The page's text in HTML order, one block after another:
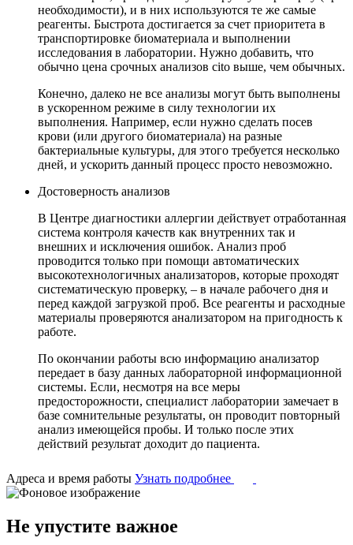
необходимости), и в них используются те же самые
реагенты. Быстрота достигается за счет приоритета в
транспортировке биоматериала и выполнении
исследования в лаборатории. Нужно добавить, что
обычно цена срочных анализов cito выше, чем обычных.
Конечно, далеко не все анализы могут быть выполнены
в ускоренном режиме в силу технологии их
выполнения. Например, если нужно сделать посев
крови (или другого биоматериала) на разные
бактериальные культуры, для этого требуется несколько
дней, и ускорить данный процесс просто невозможно.
Достоверность анализов
В Центре диагностики аллергии действует отработанная
система контроля качеств как внутренних так и
внешних и исключения ошибок. Анализ проб
проводится только при помощи автоматических
высокотехнологичных анализаторов, которые проходят
систематическую проверку, – в начале рабочего дня и
перед каждой загрузкой проб. Все реагенты и расходные
материалы проверяются анализатором на пригодность к
работе.
По окончании работы всю информацию анализатор
передает в базу данных лабораторной информационной
системы. Если, несмотря на все меры
предосторожности, специалист лаборатории замечает в
базе сомнительные результаты, он проводит повторный
анализ имеющейся пробы. И только после этих
действий результат доходит до пациента.
Адреса и время работы Узнать подробнее
Не упустите важное